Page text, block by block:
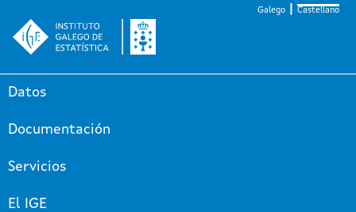
Galego Castellano
Datos
Documentación
Servicios
El IGE